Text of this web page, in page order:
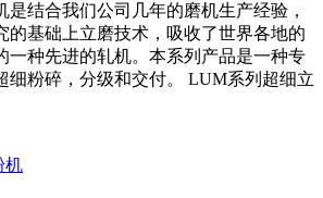
是结合我们公司几年的磨机生产经验，
的基础上立磨技术，吸收了世界各地的
一种先进的轧机。本系列产品是一种专
细粉碎，分级和交付。 LUM系列超细立